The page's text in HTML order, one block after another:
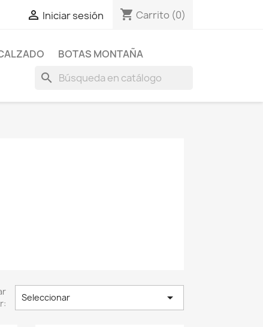
 Iniciar sesión shopping_cart Carrito (0)
BOTAS MONTAÑA
search
Seleccionar 